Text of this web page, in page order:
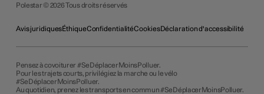
Polestar © 2026 Tous droits réservés
Avis juridiquesÉthiqueConfidentialitéCookiesDéclaration d'accessibilité
Pensez à covoiturer #SeDéplacerMoinsPolluer.
Pour les trajets courts, privilégiez la marche ou le vélo
#SeDéplacerMoinsPolluer.
Au quotidien, prenez les transports en commun #SeDéplacerMoinsPolluer.